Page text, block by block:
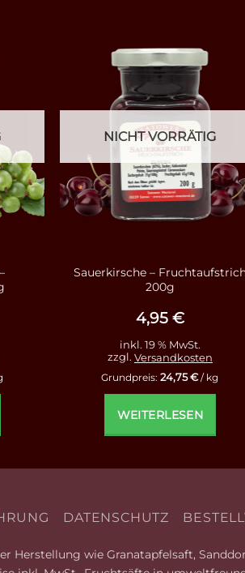
NICHT VORRÄTIG
Sauerkirsche –
200g
4,95 €
inkl. 19 % MwSt.
zzgl. Versandkosten
Grundpreis:24,75€/ kg
WEITERLESEN
DATENSCHUTZ
Herstellung wie Granatapfelsaft,